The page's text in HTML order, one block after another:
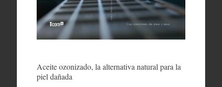
Aceite ozonizado, la alternativa natural para la
piel dañada